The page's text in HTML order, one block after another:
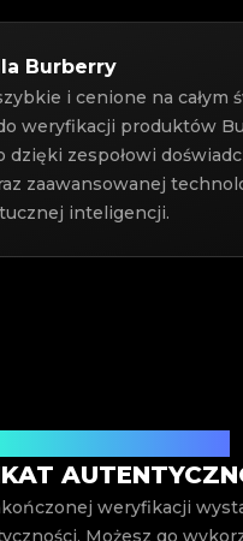
Burberry
i cenione na całym
weryfikacji produktów
dzięki zespołowi
zaawansowanej
inteligencji.
weryfikacji
Możesz go